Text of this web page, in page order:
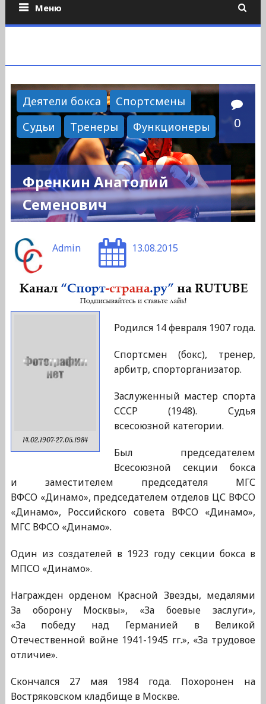
Меню
Деятели бокса
Спортсмены
Судьи
Тренеры Функционеры 0
Френкин Анатолий
Семенович
Admin 13.08.2015
14.02.1907-27.05.1984
Родился 14 февраля 1907 года.
Спортсмен (бокс), тренер,
арбитр, спорторганизатор.
Заслуженный мастер спорта
СССР (1948). Судья
всесоюзной категории.
Был председателем
Всесоюзной секции бокса
и заместителем председателя МГС
ВФСО «Динамо», председателем отделов ЦС ВФСО
«Динамо», Российского совета ВФСО «Динамо»,
МГС ВФСО «Динамо».
Один из создателей в 1923 году секции бокса в
МПСО «Динамо».
Награжден орденом Красной Звезды, медалями
За оборону Москвы», «За боевые заслуги»,
«За победу над Германией в Великой
Отечественной войне 1941-1945 гг.», «За трудовое
отличие».
Скончался 27 мая 1984 года. Похоронен на
Востряковском кладбище в Москве.